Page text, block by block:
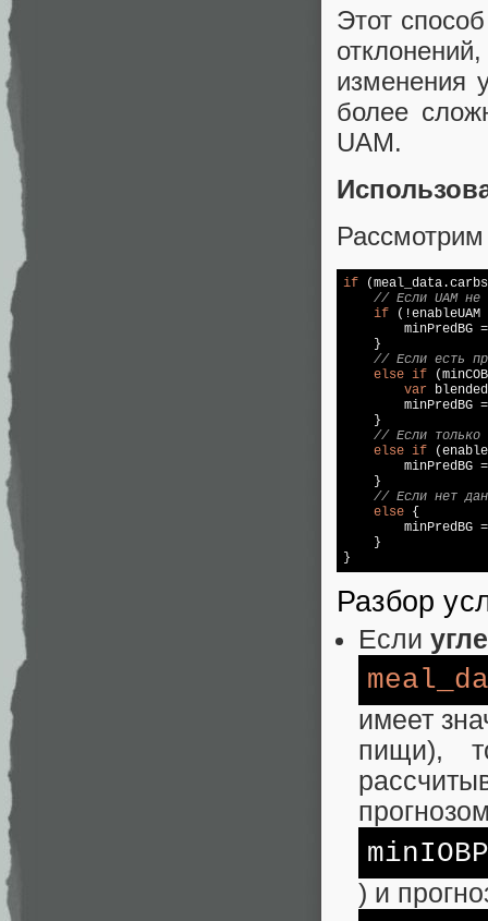
Этот
изменения
более
UAM.
if
// Если UAM не
if (!enableUAM
minPredBG
    }
// Если есть
else if
var
minPredBG
    }
// Если только
else if
minPredBG
    }
// Если нет
else {
minPredBG
    }
}
Разбор
Если
имеет
пищи),
) и